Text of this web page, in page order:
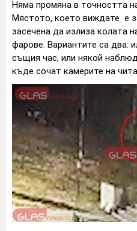
Няма промяна в точността
Мястото, което виждате е
засечена да излиза колата
фарове. Вариантите са два:
същия час, или някой
къде сочат камерите на